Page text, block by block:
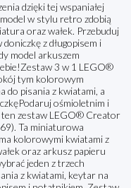
dzięki tej wspaniałej
w stylu retro zdobią
oraz wałek. Przebuduj
z długopisem i
model arkuszem
3 w 1 LEGO®
tym kolorowym
pisania z kwiatami, a
ośmioletnim i
ten zestaw LEGO® Creator
Ta miniaturowa
kolorowymi kwiatami z
oraz arkusz papieru
jeden z trzech
z kwiatami, keytar na